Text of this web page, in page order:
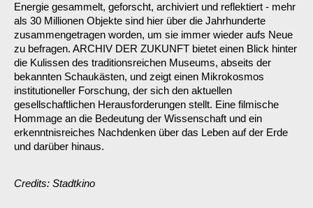
Energie gesammelt, geforscht, archiviert und reflektiert - mehr
als 30 Millionen Objekte sind hier über die Jahrhunderte
zusammengetragen worden, um sie immer wieder aufs Neue
zu befragen. ARCHIV DER ZUKUNFT bietet einen Blick hinter
die Kulissen des traditionsreichen Museums, abseits der
bekannten Schaukästen, und zeigt einen Mikrokosmos
institutioneller Forschung, der sich den aktuellen
gesellschaftlichen Herausforderungen stellt. Eine filmische
Hommage an die Bedeutung der Wissenschaft und ein
erkenntnisreiches Nachdenken über das Leben auf der Erde
und darüber hinaus.
Credits: Stadtkino